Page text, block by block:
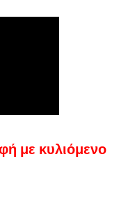
με κυλιόμενο